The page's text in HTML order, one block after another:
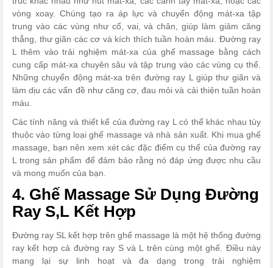
vòng xoay. Chúng tạo ra áp lực và chuyển động mát-xa tập
trung vào các vùng như cổ, vai, và chân, giúp làm giảm căng
thẳng, thư giãn các cơ và kích thích tuần hoàn máu. Đường ray
L thêm vào trải nghiệm mát-xa của ghế massage bằng cách
cung cấp mát-xa chuyên sâu và tập trung vào các vùng cụ thể.
Những chuyển động mát-xa trên đường ray L giúp thư giãn và
làm dịu các vấn đề như căng cơ, đau mỏi và cải thiện tuần hoàn
máu.
Các tính năng và thiết kế của đường ray L có thể khác nhau tùy
thuộc vào từng loại ghế massage và nhà sản xuất. Khi mua ghế
massage, bạn nên xem xét các đặc điểm cụ thể của đường ray
L trong sản phẩm để đảm bảo rằng nó đáp ứng được nhu cầu
và mong muốn của bạn.
4. Ghế Massage Sử Dụng Đường
Ray S,L Kết Hợp
Đường ray SL kết hợp trên ghế massage là một hệ thống đường
ray kết hợp cả đường ray S và L trên cùng một ghế. Điều này
mang lại sự linh hoạt và đa dạng trong trải nghiệm